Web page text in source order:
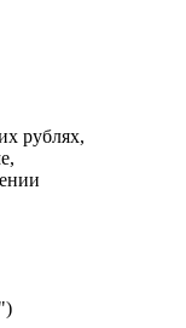
рублях,